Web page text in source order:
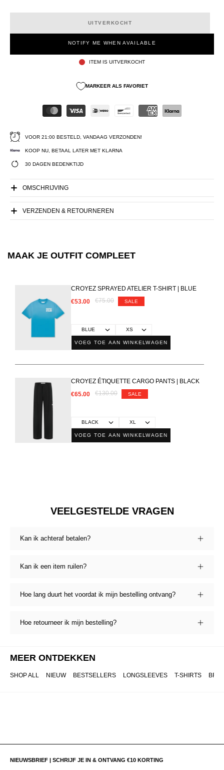
UITVERKOCHT
NOTIFY ME WHEN AVAILABLE
ITEM IS UITVERKOCHT
MARKEER ALS FAVORIET
VOOR 21:00 BESTELD, VANDAAG VERZONDEN!
KOOP NU, BETAAL LATER MET KLARNA
30 DAGEN BEDENKTIJD
OMSCHRIJVING
VERZENDEN & RETOURNEREN
MAAK JE OUTFIT COMPLEET
CROYEZ SPRAYED ATELIER T-SHIRT | BLUE
€53.00
€75.00 SALE
VOEG TOE AAN WINKELWAGEN
CROYEZ ÉTIQUETTE CARGO PANTS | BLACK
€65.00
€130.00 SALE
VOEG TOE AAN WINKELWAGEN
VEELGESTELDE VRAGEN
Kan ik achteraf betalen?
Kan ik een item ruilen?
Hoe lang duurt het voordat ik mijn bestelling ontvang?
Hoe retourneer ik mijn bestelling?
MEER ONTDEKKEN
SHOP ALL NIEUW BESTSELLERS LONGSLEEVES T-SHIRTS
NIEUWSBRIEF | SCHRIJF JE IN & ONTVANG €10 KORTING